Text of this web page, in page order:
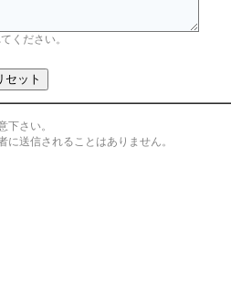
ください。
さい。
送信されることはありません。